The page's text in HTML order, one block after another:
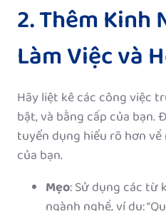
2. Thêm Kinh
Làm Việc và
Hãy liệt kê các công việc
bật, và bằng cấp của bạn.
tuyển dụng hiểu rõ hơn
của bạn.
Mẹo: Sử dụng các từ